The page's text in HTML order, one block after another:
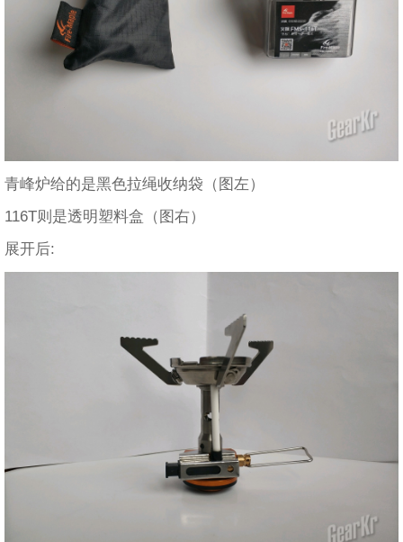
青峰炉给的是黑色拉绳收纳袋（图左）
116T则是透明塑料盒（图右）
展开后: